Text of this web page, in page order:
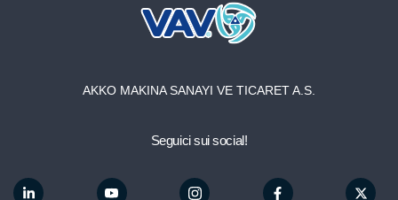
account_circle
AKKO MAKINA SANAYI VE TICARET A.S.
Seguici sui social!